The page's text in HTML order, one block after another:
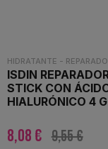
HIDRATANTE -
ISDIN
STICK CON
HIALURÓNICO 4 G
8,08 € 9,55 €